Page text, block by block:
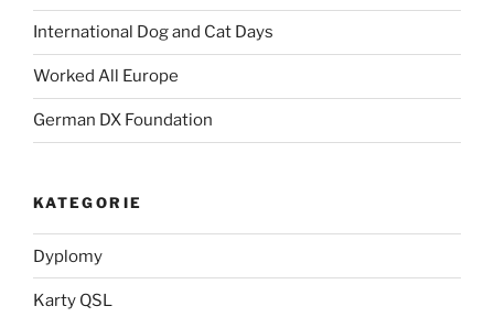
International Dog and Cat Days
Worked All Europe
German DX Foundation
KATEGORIE
Dyplomy
Karty QSL